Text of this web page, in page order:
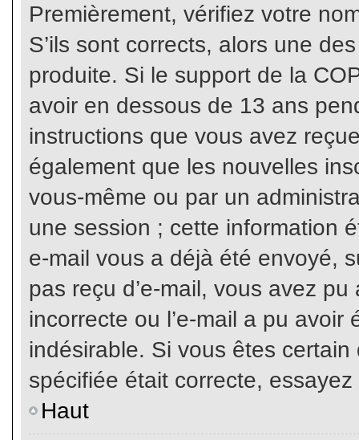
Premièrement, vérifiez votre
S’ils sont corrects, alors une
produite. Si le support de la
avoir en dessous de 13 ans
instructions que vous avez
également que les nouvelles
vous-même ou par un
une session ; cette information
e-mail vous a déjà été envoyé,
pas reçu d’e-mail, vous avez
incorrecte ou l’e-mail a pu
indésirable. Si vous êtes
spécifiée était correcte,
Haut